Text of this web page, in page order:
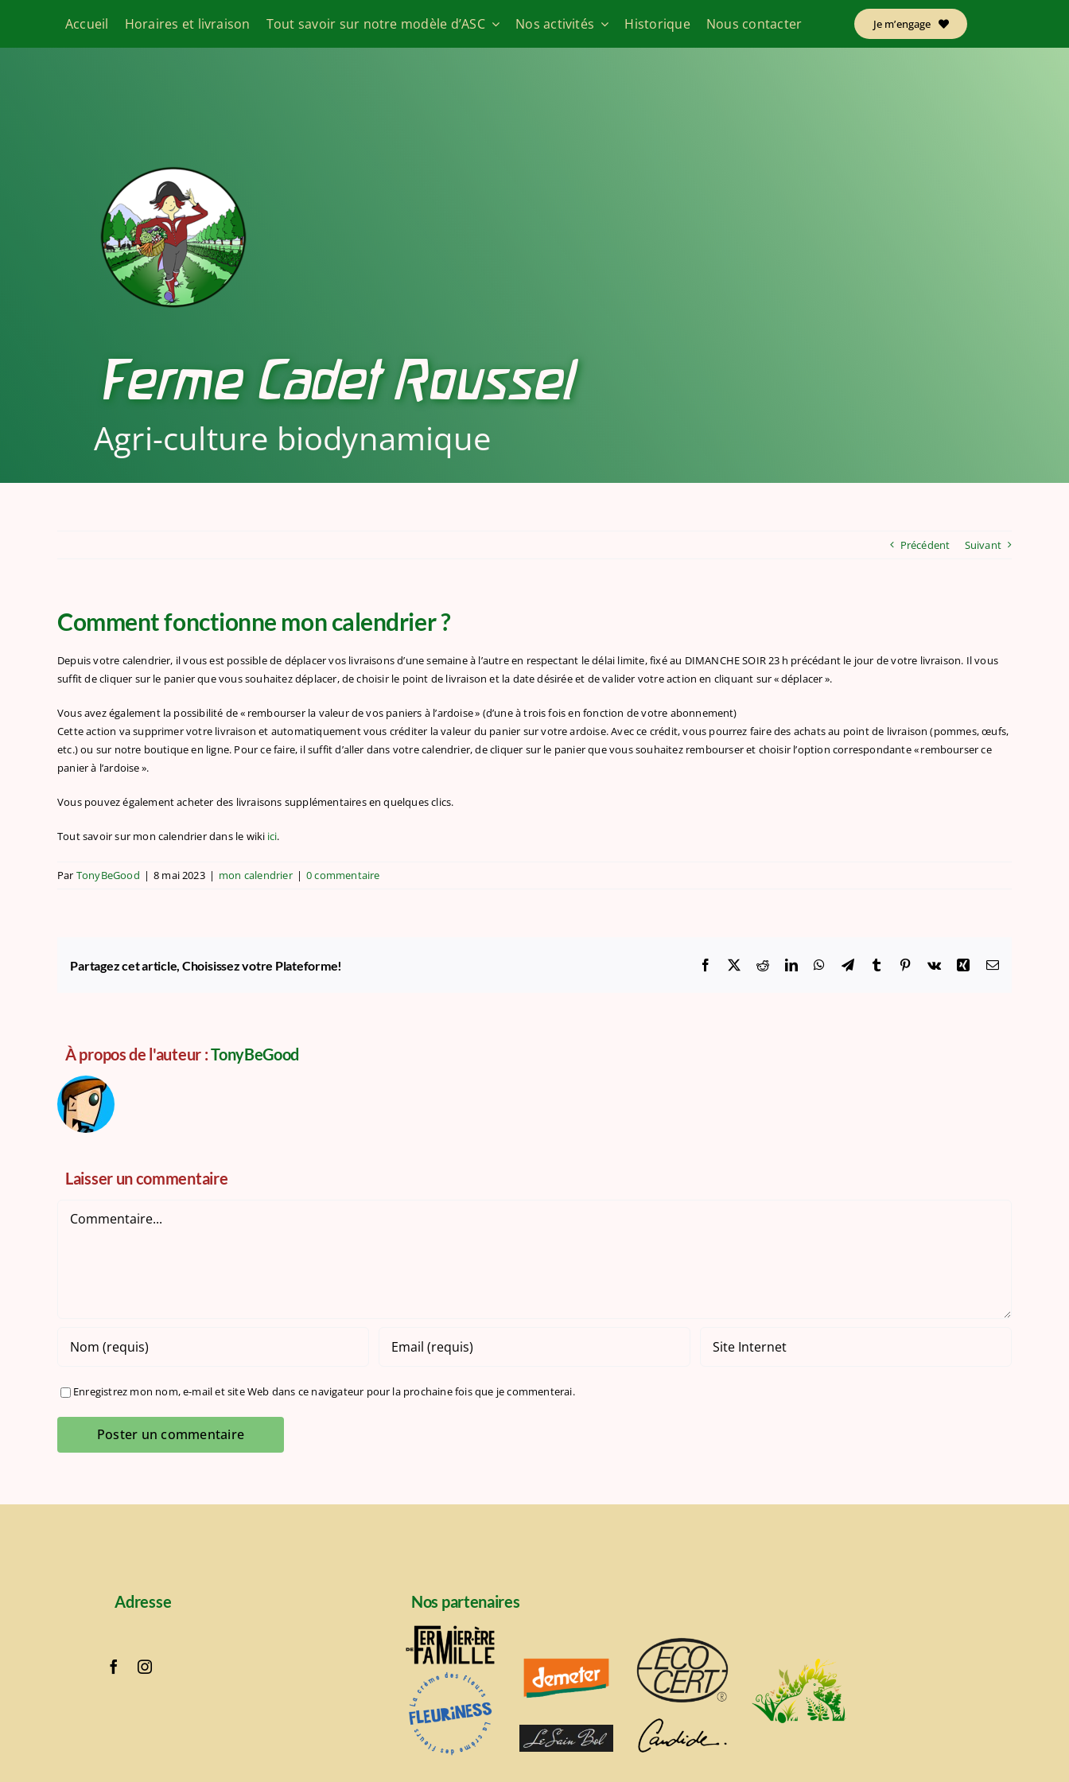
contenu
Accueil Horaires et livraison Tout savoir sur notre modèle d’ASC Nos activités Historique Nous contacter Je m’engage
Ferme Cadet Roussel
Agri-culture biodynamique
Précédent Suivant
Comment fonctionne mon calendrier ?
Depuisvotre calendrier, il vous est possible de déplacer vos livraisons d’une semaine à l’autre en respectant le délai limite, fixé au DIMANCHE SOIR 23 h précédant le jour de votre livraison. Il vous
suffit de cliquer sur le panier que vous souhaitez déplacer, de choisir le point de livraison et la date désirée et de valider votre action en cliquant sur « déplacer ».
Vous avez également la possibilité de « rembourser la valeur de vos paniers à l’ardoise » (d’une à trois fois en fonction de votre abonnement)
Cette action va supprimer votre livraison et automatiquement vous créditer la valeur du panier sur votre ardoise. Avec ce crédit, vous pourrez faire des achats au point de livraison (pommes, œufs,
etc.) ou sur notre boutique en ligne. Pour ce faire, il suffit d’aller dans votre calendrier, de cliquer sur le panier que vous souhaitez rembourser et choisir l’option correspondante « rembourser ce
panier à l’ardoise ».
Vous pouvez également acheter des livraisons supplémentaires en quelques clics.
Tout savoir sur mon calendrier dans le wiki ici.
Par TonyBeGood | 8 mai 2023 | mon calendrier | 0 commentaire
Partagez cet article, Choisissez votre Plateforme! Facebook
X RedditLinkedInWhatsApp
TelegramTumblr Pinterest
Vk Xing Email
À propos de l'auteur :TonyBeGood
Laisser un commentaire
Enregistrez mon nom, e-mail et site Web dans ce navigateur pour la prochaine fois que je commenterai.
Adresse Nos partenaires